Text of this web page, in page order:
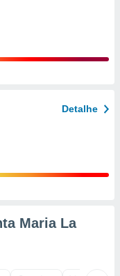
Detalhe
Maria La